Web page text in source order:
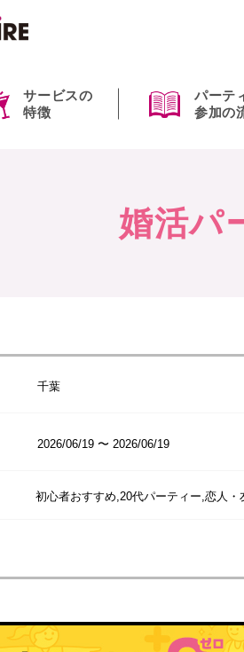
サービスの
特徴
パーテ
参加の
婚活パ
千葉
2026/06/19 〜 2026/06/19
初心者おすすめ,20代パーティー,恋人・